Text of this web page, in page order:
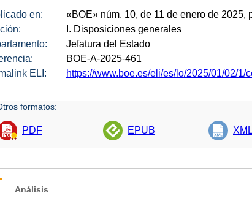
en: «BOE» núm. 10, de 11 de enero de 2025,
I. Disposiciones generales
Jefatura del Estado
BOE-A-2025-461
ELI:
https://www.boe.es/eli/es/lo/2025/01/02/1/
formatos:
PDF EPUB XML
Análisis